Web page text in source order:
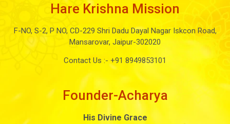
Hare Krishna Mission
F-NO, S-2, P NO, CD-229 Shri Dadu Dayal Nagar Iskcon Road,
Mansarovar, Jaipur-302020
Contact Us :- +91 8949853101
Founder-Acharya
His Divine Grace